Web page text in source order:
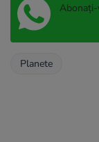
Planete